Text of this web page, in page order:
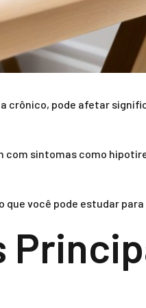
crônico, pode afetar
com sintomas como
você pode estudar